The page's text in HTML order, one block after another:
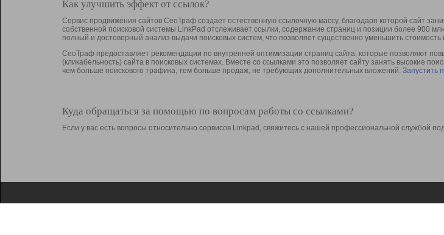
Как улучшить эффект от ссылок?
Сервис продвижения сайтов СеоТраф создает естественную ссылочную массу, благодаря которой сайт
собственной поисковой системы LinkPad отслеживает ссылки, содержание страниц и позиции более 900
полный и достоверный анализ выдачи поисковых систем, что позволяет существенно уменьшить стоимость
СеоТраф предоставляет рекомендации по внутренней оптимизации страниц сайта, которые позволяют
(кликабельность) сайта в поисковых системах. Вместе со ссылками это позволяет сайту занять высокие
чем больше поискового трафика, тем больше продаж, не требующих дополнительных вложений. Запустить
Куда обращаться за помощью по вопросам работы со ссылками?
Если у вас есть вопросы относительно сервисов Linkpad, свяжитесь с нашей профессиональной службой